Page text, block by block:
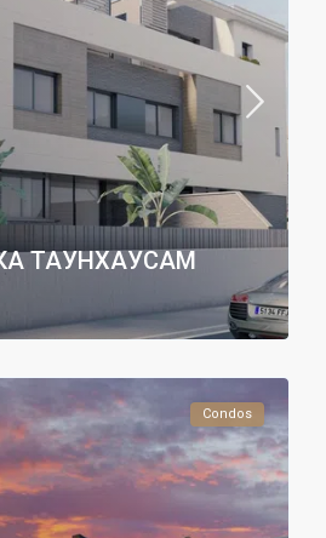
ТАУНХАУСАМ
Condos